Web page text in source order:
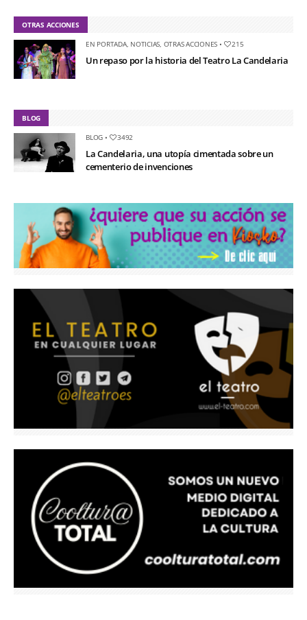
OTRAS ACCIONES
EN PORTADA, NOTICIAS OTRAS ACCIONES • 215
Un repaso por la historia del Teatro La Candelaria
BLOG
BLOG • 3492
La Candelaria, una utopía cimentada sobre un
cementerio de invenciones